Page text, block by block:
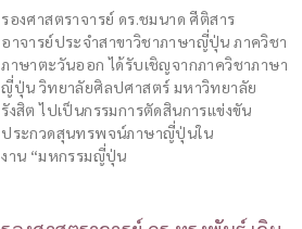
รองศาสตราจารย์ ดร.ชมนาด ศีติสาร
อาจารย์ประจำสาขาวิชาภาษาญี่ปุ่น ภาควิชา
ภาษาตะวันออก ได้รับเชิญจากภาควิชาภาษา
ญี่ปุ่น วิทยาลัยศิลปศาสตร์ มหาวิทยาลัย
รังสิต ไปเป็นกรรมการตัดสินการแข่งขัน
ประกวดสุนทรพจน์ภาษาญี่ปุ่นใน
งาน “มหกรรมญี่ปุ่น